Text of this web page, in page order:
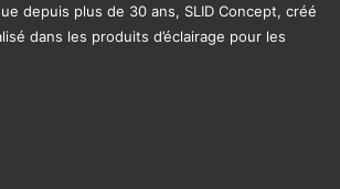
depuis plus de 30 ans, SLID Concept, créé
dans les produits d’éclairage pour les